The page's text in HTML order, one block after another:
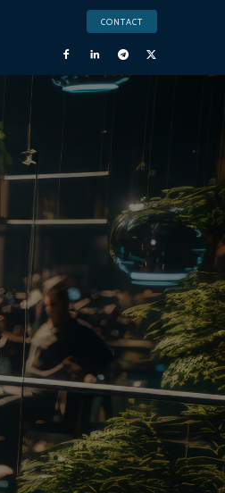
CONTACT